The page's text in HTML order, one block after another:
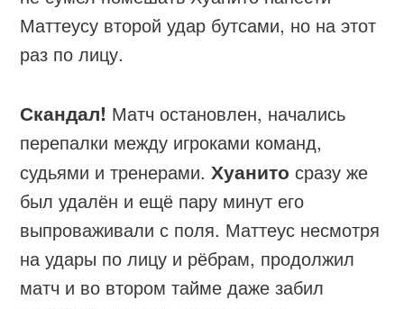
Маттеусу второй удар бутсами, но на этот
раз по лицу.
Скандал! Матч остановлен, начались
перепалки между игроками команд,
судьями и тренерами.Хуанито сразу же
был удалён и ещё пару минут его
выпроваживали с поля. Маттеус несмотря
на удары по лицу и рёбрам, продолжил
матч и во втором тайме даже забил